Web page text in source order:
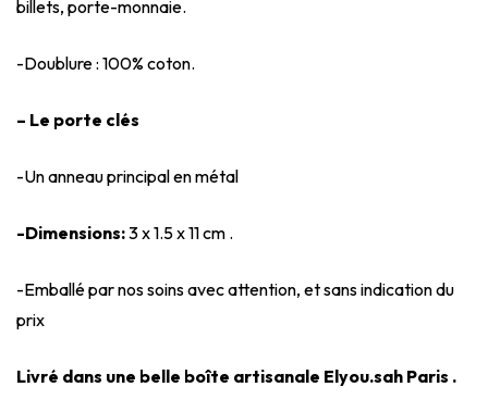
billets, porte-monnaie.
-Doublure : 100% coton.
– Le porte clés
-Un anneau principal en métal
-Dimensions:3 x 1.5 x 11 cm .
-Emballé par nos soins avec attention, et sans indication du
prix
Livré dans une belle boîte artisanale Elyou.sah Paris .